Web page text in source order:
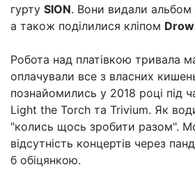
гурту SION. Вони видали
а також поділилися кліпом
Робота над платівкою тривала
оплачували все з власних
познайомились у 2018 році під
Light the Torch та Trivium. Як
"колись щось зробити разом".
відсутність концертів через
б обіцянкою.